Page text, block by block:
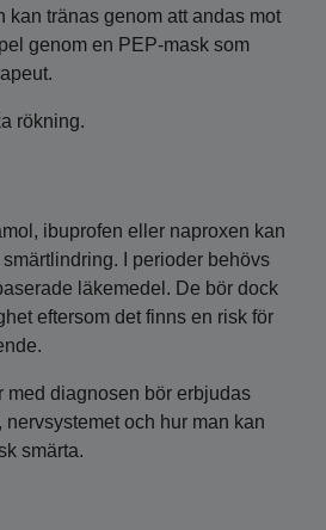
kan tränas genom att andas mot
genom en PEP-mask som
rökning.
ibuprofen eller naproxen kan
I perioder behövs
läkemedel. De bör dock
eftersom det finns en risk för
med diagnosen bör erbjudas
nervsystemet och hur man kan
smärta.